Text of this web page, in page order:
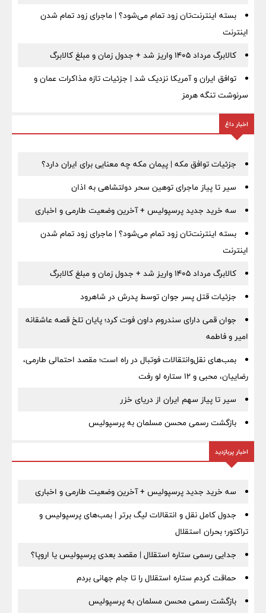
بسته اینترنت‌تان زود تمام می‌شود؟ | ماجرای زود تمام شدن
اینترنت
کالابرگ مرداد ۱۴۰۵ واریز شد + جدول زمان و مبلغ کالابرگ
توافق ایران و آمریکا نزدیک شد | جزئیات تازه مذاکرات عمان و
سرنوشت تنگه هرمز
اخبار داغ
جزئیات توافق مکه | پیمان مکه چه معنایی برای ایران دارد؟
سیر تا پیاز ماجرای توهین سحر دولتشاهی به اذان
سه خرید جدید پرسپولیس + آخرین وضعیت طارمی و اخباری
بسته اینترنت‌تان زود تمام می‌شود؟ | ماجرای زود تمام شدن
اینترنت
کالابرگ مرداد ۱۴۰۵ واریز شد + جدول زمان و مبلغ کالابرگ
جزئیات قتل پسر جوان توسط پدرش در شاهرود
جوان قمی دارای سندروم داون فوت کرد؛ پایان تلخ قصه عاشقانه
امیر و فاطمه
بمب‌های نقل‌وانتقالات فوتبال در راه است؛ مقصد احتمالی طارمی،
رضاییان، محبی و ۱۲ ستاره لو رفت
سیر تا پیاز سهم ایران از دریای خزر
بازگشت رسمی محسن مسلمان به پرسپولیس
اخبار پربازدید
سه خرید جدید پرسپولیس + آخرین وضعیت طارمی و اخباری
جدول کامل نقل و انتقالات لیگ برتر | بمب‌های پرسپولیس و
تراکتور؛ بحران استقلال
جدایی رسمی ستاره استقلال | مقصد بعدی پرسپولیس یا اروپا؟
حماقت کردم ستاره استقلال را تا جام جهانی بردم
بازگشت رسمی محسن مسلمان به پرسپولیس